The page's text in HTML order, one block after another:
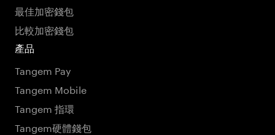
最佳加密錢包
比較加密錢包
產品
Tangem Pay
Tangem Mobile
Tangem 指環
Tangem硬體錢包